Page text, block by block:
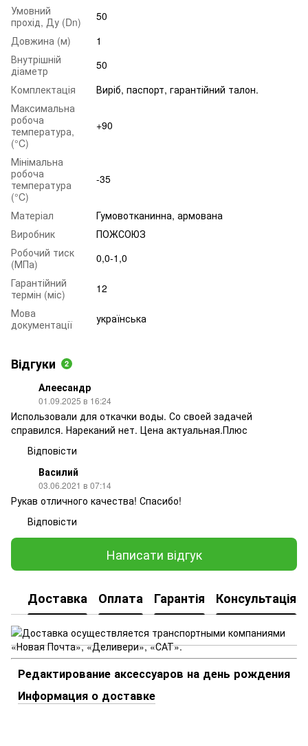
Умовний
прохід, Ду (Dn)
50
Довжина (м)
1
Внутрішній
діаметр
50
Комплектація
Виріб, паспорт, гарантійний талон.
Максимальна
робоча
температура,
(°C)
+90
Мінімальна
робоча
температура
(°C)
-35
Матеріал
Гумовотканинна, армована
Виробник
ПОЖСОЮЗ
Робочий тиск
(МПа)
0,0-1,0
Гарантійний
термін (міс)
12
Мова
документації
українська
Відгуки 2
Алеесандр
01.09.2025 в 16:24
Использовали для откачки воды. Со своей задачей
справился. Нареканий нет. Цена актуальная.Плюс
Відповісти
Василий
03.06.2021 в 07:14
Рукав отличного качества! Спасибо!
Відповісти
Написати відгук
Доставка Оплата Гарантія Консультація
Редактирование аксессуаров на день рождения
Информация о доставке